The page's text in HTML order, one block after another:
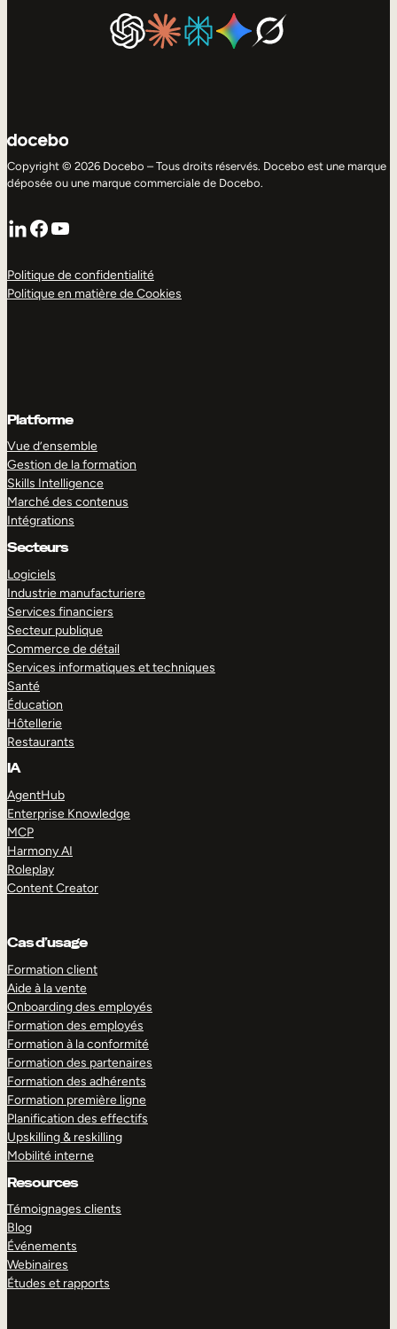
Copyright © 2026 Docebo – Tous droits réservés. Docebo est une marque
déposée ou une marque commerciale de Docebo.
LinkedIn
Facebook
YouTube
Politique de confidentialité
Politique en matière de Cookies
Platforme
Vue d’ensemble
Gestion de la formation
Skills Intelligence
Marché des contenus
Intégrations
Secteurs
Logiciels
Industrie manufacturiere
Services financiers
Secteur publique
Commerce de détail
Services informatiques et techniques
Santé
Éducation
Hôtellerie
Restaurants
IA
AgentHub
Enterprise Knowledge
MCP
Harmony AI
Roleplay
Content Creator
Cas d’usage
Formation client
Aide à la vente
Onboarding des employés
Formation des employés
Formation à la conformité
Formation des partenaires
Formation des adhérents
Formation première ligne
Planification des effectifs
Upskilling & reskilling
Mobilité interne
Resources
Témoignages clients
Blog
Événements
Webinaires
Études et rapports